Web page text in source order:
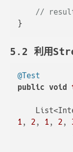
//
5.2 利用
@Test
public void
1, 2 , 1, 2 ,